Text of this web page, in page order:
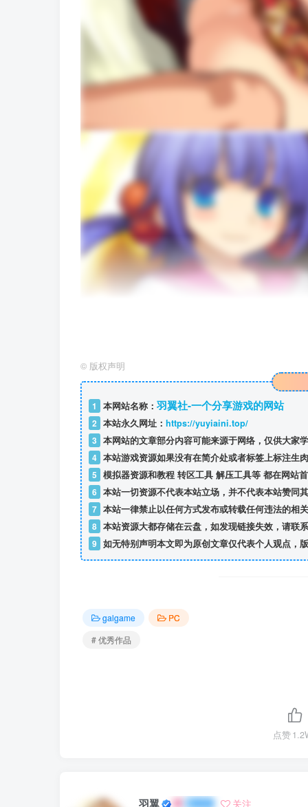
© 版权声明
1 本网站名称： 羽翼社-一个分享游戏的网站
2 本站永久网址： https://yuyiaini.top/
3 本网站的文章部分内容可能来源于网络，仅供大家
4 本站游戏资源如果没有在简介处或者标签上标注生
5 模拟器资源和教程 转区工具 解压工具等 都在网站
6 本站一切资源不代表本站立场，并不代表本站赞同
7 本站一律禁止以任何方式发布或转载任何违法的相
8 本站资源大都存储在云盘，如发现链接失效，请联
9 如无特别声明本文即为原创文章仅代表个人观点，
galgame
PC
# 优秀作品
点赞
羽翼 关注